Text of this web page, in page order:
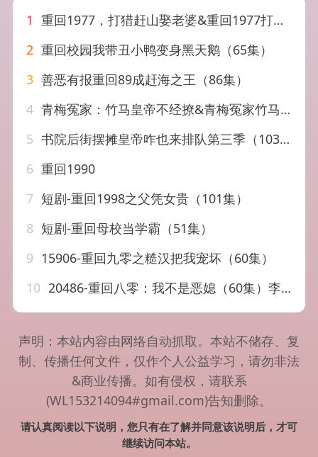
1 重回1977，打猎赶山娶老婆&重回1977打猎赶山娶老婆（79集）王必可&王姝慧
2 重回校园我带丑小鸭变身黑天鹅（65集）
3 善恶有报重回89成赶海之王（86集）
4 青梅冤家：竹马皇帝不经撩&青梅冤家竹马皇帝不经撩（63集）AI短剧
5 书院后街摆摊皇帝咋也来排队第三季（103集）
6 重回1990
7 短剧-重回1998之父凭女贵（101集）
8 短剧-重回母校当学霸（51集）
9 15906-重回九零之糙汉把我宠坏（60集）
10 20486-重回八零：我不是恶媳（60集）李季＆田雨晴
声明：本站内容由网络自动抓取。本站不储存、复
制、传播任何文件，仅作个人公益学习，请勿非法
&商业传播。如有侵权，请联系
(WL153214094#gmail.com)告知删除。
请认真阅读以下说明，您只有在了解并同意该说明后，才可
继续访问本站。